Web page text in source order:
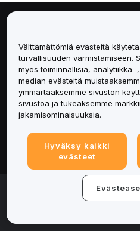
Palvelut
Tuki
Tuotteet
Lakiasiat
© 2025-2026 Bybit.eu. All
Välttämättömiä evästeitä
turvallisuuden varmistamiseen.
myös toiminnallisia,
median evästeitä
ymmärtääksemme sivuston
sivustoa ja tukeaksemme
jakamisominaisuuksia.
Hyväksy kaikki
evästeet